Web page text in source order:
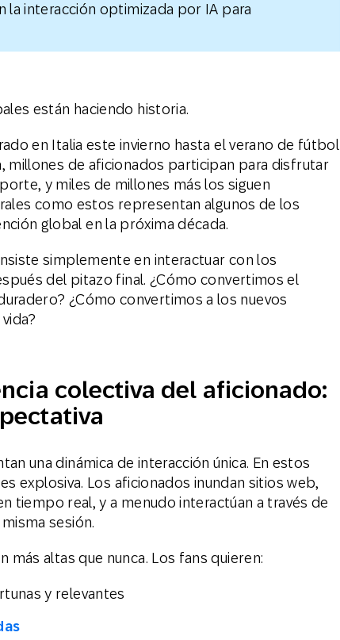
la interacción optimizada por IA para
están haciendo historia.
en Italia este invierno hasta el verano de fútbol
millones de aficionados participan para disfrutar
y miles de millones más los siguen
como estos representan algunos de los
global en la próxima década.
simplemente en interactuar con los
del pitazo final. ¿Cómo convertimos el
¿Cómo convertimos a los nuevos
colectiva del aficionado:
una dinámica de interacción única. En estos
explosiva. Los aficionados inundan sitios web,
tiempo real, y a menudo interactúan a través de
sesión.
altas que nunca. Los fans quieren:
y relevantes